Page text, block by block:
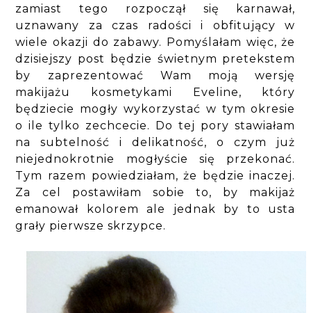
zamiast tego rozpoczął się karnawał,
uznawany za czas radości i obfitujący w
wiele okazji do zabawy. Pomyślałam więc, że
dzisiejszy post będzie świetnym pretekstem
by zaprezentować Wam moją wersję
makijażu kosmetykami Eveline, który
będziecie mogły wykorzystać w tym okresie
o ile tylko zechcecie. Do tej pory stawiałam
na subtelność i delikatność, o czym już
niejednokrotnie mogłyście się przekonać.
Tym razem powiedziałam, że będzie inaczej.
Za cel postawiłam sobie to, by makijaż
emanował kolorem ale jednak by to usta
grały pierwsze skrzypce.